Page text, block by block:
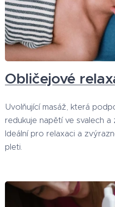
Obličejové
Uvolňující masáž, která
redukuje napětí ve svalech
Ideální pro relaxaci a
pleti.